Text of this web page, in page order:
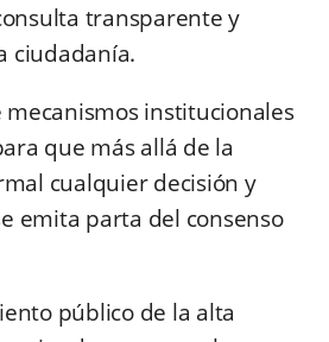
transparente y
ciudadanía.
mecanismos institucionales
que más allá de la
cualquier decisión y
emita parta del consenso
público de la alta